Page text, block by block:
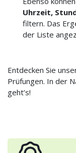
Uhrzeit,
filtern. Das
der Liste
Entdecken Sie
Prüfungen. In der
geht’s!